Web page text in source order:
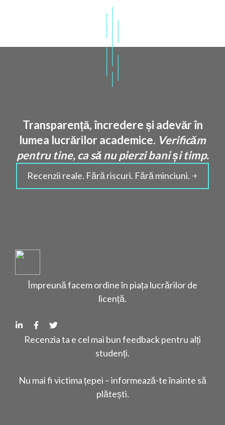
Transparență, încredere și adevăr în
lumea lucrărilor academice. Verificăm
pentru tine, ca să nu pierzi bani și timp.
Recenzii reale. Fără riscuri. Fără minciuni.
Împreună facem ordine în piața lucrărilor de
licență.
Recenzia ta e cel mai bun feedback pentru alți
studenți.
Nu mai fi victima țepei – informează-te înainte să
plătești.